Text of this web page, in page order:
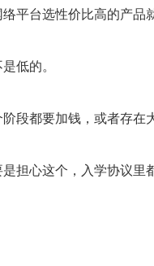
平台选性价比高的产品
低的。
段都要加钱，或者存在
担心这个，入学协议里